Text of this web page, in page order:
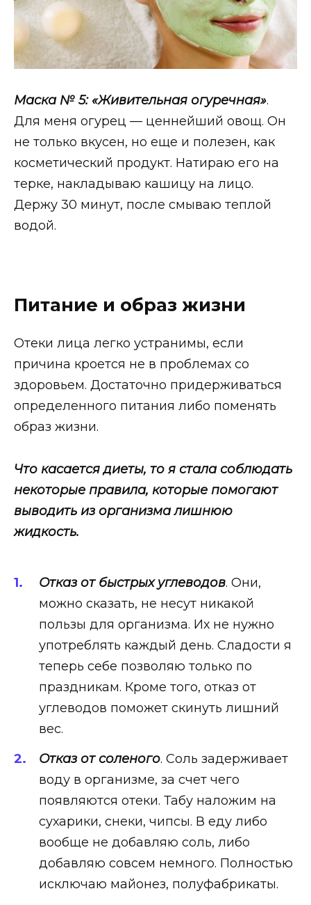
Маска № 5: «Живительная огуречная».
Для меня огурец — ценнейший овощ. Он
не только вкусен, но еще и полезен, как
косметический продукт. Натираю его на
терке, накладываю кашицу на лицо.
Держу 30 минут, после смываю теплой
водой.
Питание и образ жизни
Отеки лица легко устранимы, если
причина кроется не в проблемах со
здоровьем. Достаточно придерживаться
определенного питания либо поменять
образ жизни.
Что касается диеты, то я стала соблюдать
некоторые правила, которые помогают
выводить из организма лишнюю
жидкость.
Отказ от быстрых углеводов. Они,
можно сказать, не несут никакой
пользы для организма. Их не нужно
употреблять каждый день. Сладости я
теперь себе позволяю только по
праздникам. Кроме того, отказ от
углеводов поможет скинуть лишний
вес.
Отказ от соленого. Соль задерживает
воду в организме, за счет чего
появляются отеки. Табу наложим на
сухарики, снеки, чипсы. В еду либо
вообще не добавляю соль, либо
добавляю совсем немного. Полностью
исключаю майонез, полуфабрикаты.